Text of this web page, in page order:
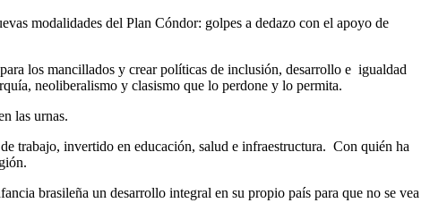
modalidades del Plan Cóndor: golpes a dedazo con el apoyo de
los mancillados y crear políticas de inclusión, desarrollo e igualdad
neoliberalismo y clasismo que lo perdone y lo permita.
las urnas.
trabajo, invertido en educación, salud e infraestructura. Con quién ha
brasileña un desarrollo integral en su propio país para que no se vea